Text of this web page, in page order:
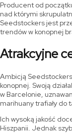
Producent od
nad którymi
Seedstockers jest
trendów w konopnej
Atrakcyjne
Ambicją
konopnej. Swoją
w Barcelonie,
marihuany trafiały do
Ich wysoką jakość
Hiszpanii. Jednak